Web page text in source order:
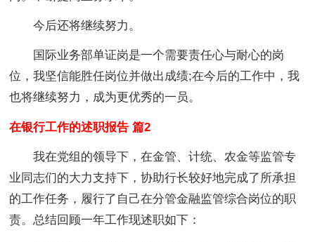
今后还将继续努力。
国际业务部单证岗是一个需要责任心与耐心的岗
位，我坚信能胜任岗位并做出成绩;在今后的工作中，我
也将继续努力，成为更优秀的一员。
在银行工作的述职报告 篇2
我在党组的领导下，在金管、计统、农金等监管专
业同志们的大力支持下，协助行长较好地完成了所承担
的工作任务，履行了自己在分管金融监管综合岗位的职
责。总结回顾一年工作现述职如下：